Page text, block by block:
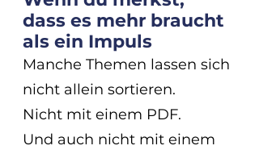
dass es mehr braucht
als ein Impuls
Manche Themen lassen sich
nicht allein sortieren.
Nicht mit einem PDF.
Und auch nicht mit einem